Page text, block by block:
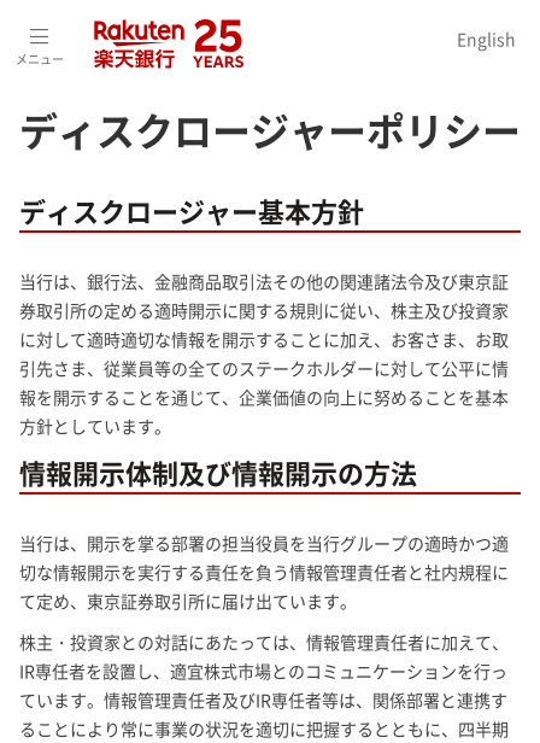
メニュー
English
ホーム 投資家情報（IR）>
ディスクロージャーポリシー
ディスクロージャーポリシー
ディスクロージャー基本方針
当行は、銀行法、金融商品取引法その他の関連諸法令及び東京証
券取引所の定める適時開示に関する規則に従い、株主及び投資家
に対して適時適切な情報を開示することに加え、お客さま、お取
引先さま、従業員等の全てのステークホルダーに対して公平に情
報を開示することを通じて、企業価値の向上に努めることを基本
方針としています。
情報開示体制及び情報開示の方法
当行は、開示を掌る部署の担当役員を当行グループの適時かつ適
切な情報開示を実行する責任を負う情報管理責任者と社内規程に
て定め、東京証券取引所に届け出ています。
株主・投資家との対話にあたっては、情報管理責任者に加えて、
IR専任者を設置し、適宜株式市場とのコミュニケーションを行っ
ています。情報管理責任者及びIR専任者等は、関係部署と連携す
ることにより常に事業の状況を適切に把握するとともに、四半期